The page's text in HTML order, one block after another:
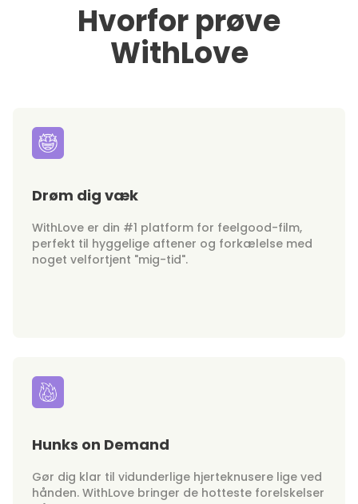
Hvorfor prøve
WithLove
Drøm dig væk
WithLove er din #1 platform for feelgood-film,
perfekt til hyggelige aftener og forkælelse med
noget velfortjent "mig-tid".
Hunks on Demand
Gør dig klar til vidunderlige hjerteknusere lige ved
hånden. WithLove bringer de hotteste forelskelser